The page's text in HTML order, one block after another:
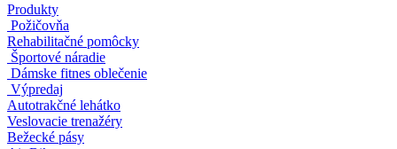
Produkty
Požičovňa
Rehabilitačné pomôcky
Športové náradie
Dámske fitnes oblečenie
Výpredaj
Autotrakčné lehátko
Veslovacie trenažéry
Bežecké pásy